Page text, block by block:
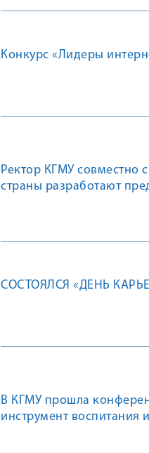
Конкурс «Лидеры
Ректор КГМУ совместно
страны разработают
СОСТОЯЛСЯ «ДЕНЬ
В КГМУ прошла
инструмент воспитания